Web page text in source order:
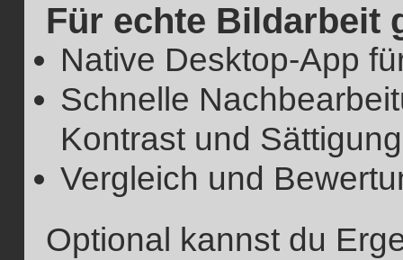
Für echte Bildarbeit
Native Desktop-App
Schnelle
Kontrast und Sättigung
Vergleich und
Optional kannst du